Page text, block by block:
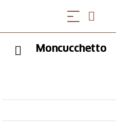
Moncucchetto